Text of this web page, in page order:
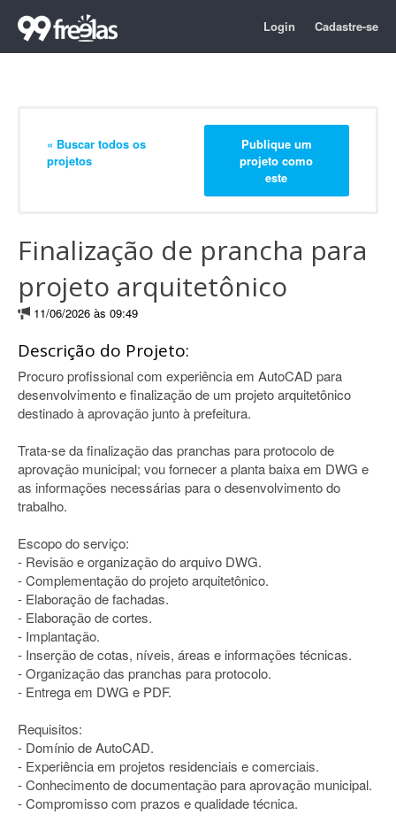
Login Cadastre-se
« Buscar todos os
projetos
Publique um
projeto como
este
Finalização de prancha para
projeto arquitetônico
11/06/2026 às 09:49
Descrição do Projeto:
Procuro profissional com experiência em AutoCAD para
desenvolvimento e finalização de um projeto arquitetônico
destinado à aprovação junto à prefeitura.
Trata-se da finalização das pranchas para protocolo de
aprovação municipal; vou fornecer a planta baixa em DWG e
as informações necessárias para o desenvolvimento do
trabalho.
Escopo do serviço:
- Revisão e organização do arquivo DWG.
- Complementação do projeto arquitetônico.
- Elaboração de fachadas.
- Elaboração de cortes.
- Implantação.
- Inserção de cotas, níveis, áreas e informações técnicas.
- Organização das pranchas para protocolo.
- Entrega em DWG e PDF.
Requisitos:
- Domínio de AutoCAD.
- Experiência em projetos residenciais e comerciais.
- Conhecimento de documentação para aprovação municipal.
- Compromisso com prazos e qualidade técnica.